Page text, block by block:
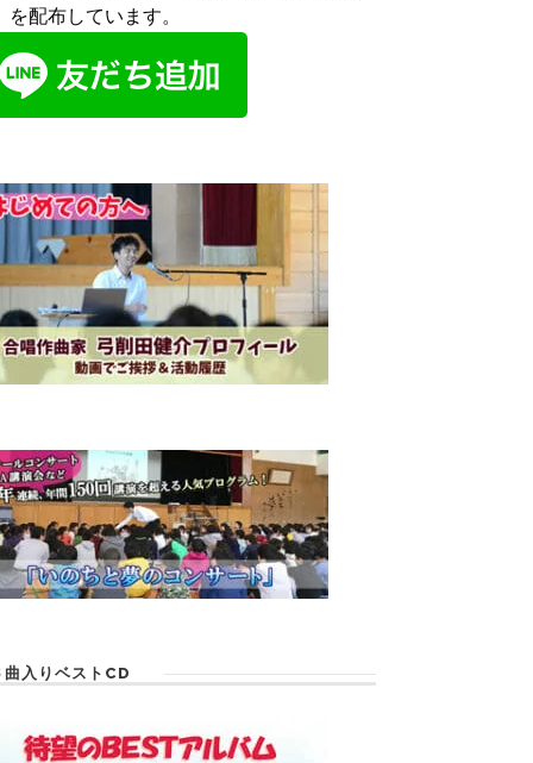
を配布しています。
曲入りベストCD